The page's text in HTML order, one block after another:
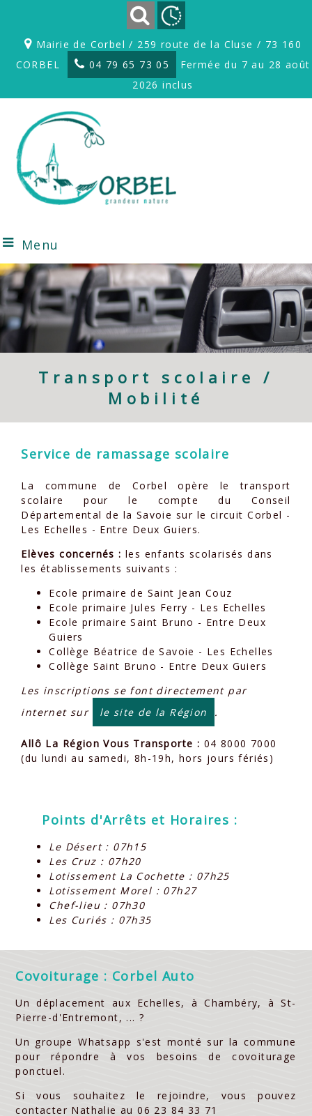
Mairie de Corbel / 259 route de la Cluse / 73 160
CORBEL
04 79 65 73 05
Fermée du 7 au 28 août
2026 inclus
Menu
Transport scolaire /
Mobilité
Service de ramassage scolaire
La commune de Corbel opère le transport
scolaire pour le compte du Conseil
Départemental de la Savoie sur le circuit Corbel -
Les Echelles - Entre Deux Guiers.
Elèves concernés : les enfants scolarisés dans
les établissements suivants :
Ecole primaire de Saint Jean Couz
Ecole primaire Jules Ferry - Les Echelles
Ecole primaire Saint Bruno - Entre Deux
Guiers
Collège Béatrice de Savoie - Les Echelles
Collège Saint Bruno - Entre Deux Guiers
Les inscriptions se font directement par
internet sur
le site de la Région .
Allô La Région Vous Transporte : 04 8000 7000
(du lundi au samedi, 8h-19h, hors jours fériés)
Points d'Arrêts et Horaires :
Le Désert : 07h15
Les Cruz : 07h20
Lotissement La Cochette : 07h25
Lotissement Morel : 07h27
Chef-lieu : 07h30
Les Curiés : 07h35
Covoiturage : Corbel Auto
Un déplacement aux Echelles, à Chambéry, à St-
Pierre-d'Entremont, ... ?
Un groupe Whatsapp s'est monté sur la commune
pour répondre à vos besoins de covoiturage
ponctuel.
Si vous souhaitez le rejoindre, vous pouvez
contacter Nathalie au 06 23 84 33 71